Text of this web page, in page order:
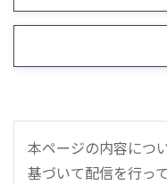
本ページの内容につ
基づいて配信を行っ